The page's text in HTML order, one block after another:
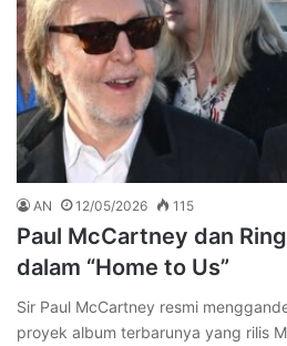
AN 12/05/2026 115
Paul McCartney dan
dalam “Home to Us”
Sir Paul McCartney resmi
proyek album terbarunya yang rilis